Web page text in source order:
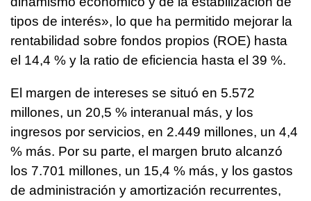
tipos de interés», lo que ha permitido mejorar la
rentabilidad sobre fondos propios (ROE) hasta
el 14,4 % y la ratio de eficiencia hasta el 39 %.
El margen de intereses se situó en 5.572
millones, un 20,5 % interanual más, y los
ingresos por servicios, en 2.449 millones, un 4,4
% más. Por su parte, el margen bruto alcanzó
los 7.701 millones, un 15,4 % más, y los gastos
de administración y amortización recurrentes,